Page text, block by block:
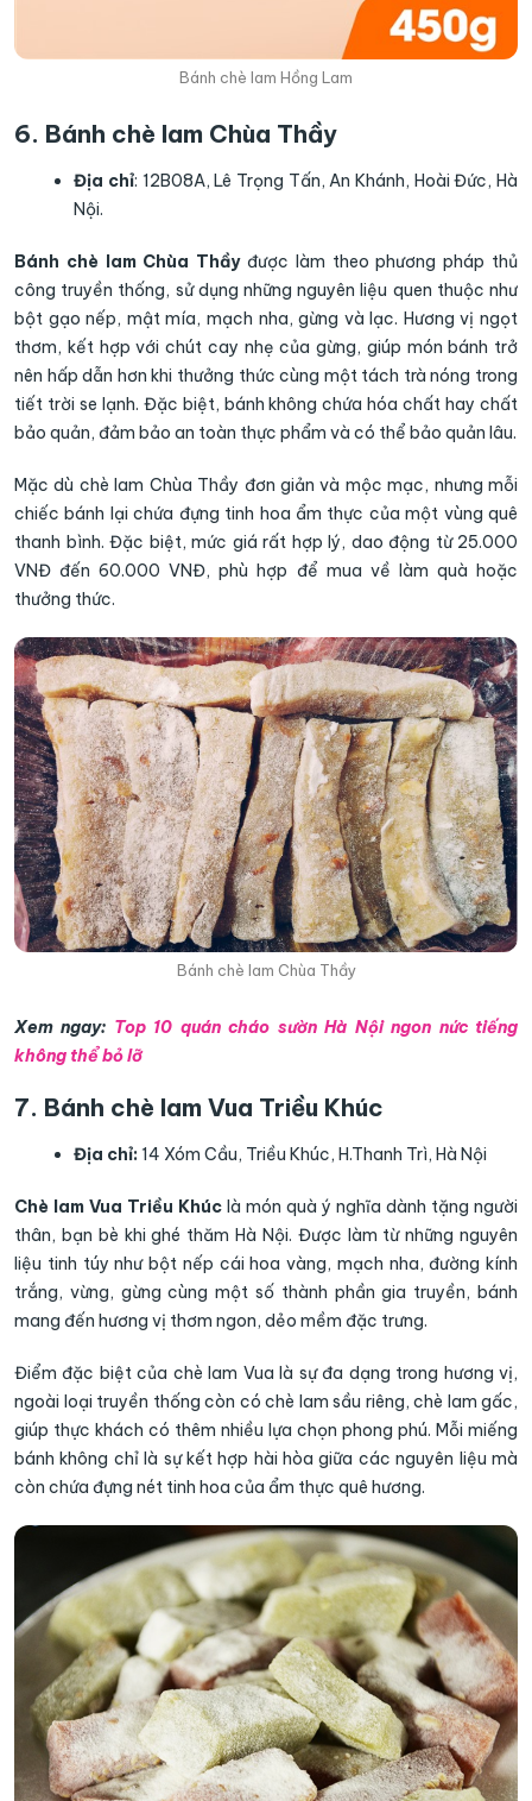
Bánh chè lam Hồng Lam
6. Bánh chè lam Chùa Thầy
Địa chỉ: 12B08A, Lê Trọng Tấn, An Khánh, Hoài Đức, Hà
Nội.
Bánh chè lam Chùa Thầyđược làm theo phương pháp thủ
công truyền thống, sử dụng những nguyên liệu quen thuộc như
bột gạo nếp, mật mía, mạch nha, gừng và lạc. Hương vị ngọt
thơm, kết hợp với chút cay nhẹ của gừng, giúp món bánh trở
nên hấp dẫn hơn khi thưởng thức cùng một tách trà nóng trong
tiết trời se lạnh. Đặc biệt, bánh không chứa hóa chất hay chất
bảo quản, đảm bảo an toàn thực phẩm và có thể bảo quản lâu.
Mặc dù chè lam Chùa Thầy đơn giản và mộc mạc, nhưng mỗi
chiếc bánh lại chứa đựng tinh hoa ẩm thực của một vùng quê
thanh bình. Đặc biệt, mức giá rất hợp lý, dao động từ 25.000
VNĐ đến 60.000 VNĐ, phù hợp để mua về làm quà hoặc
thưởng thức.
Bánh chè lam Chùa Thầy
Xem ngay: Top 10 quán cháo sườn Hà Nội ngon nức tiếng
không thể bỏ lỡ
7. Bánh chè lam Vua Triều Khúc
Địa chỉ: 14 Xóm Cầu, Triều Khúc, H.Thanh Trì, Hà Nội
Chè lam Vua Triều Khúc là món quà ý nghĩa dành tặng người
thân, bạn bè khi ghé thăm Hà Nội. Được làm từ những nguyên
liệu tinh túy như bột nếp cái hoa vàng, mạch nha, đường kính
trắng, vừng, gừng cùng một số thành phần gia truyền, bánh
mang đến hương vị thơm ngon, dẻo mềm đặc trưng.
Điểm đặc biệt của chè lam Vua là sự đa dạng trong hương vị,
ngoài loại truyền thống còn có chè lam sầu riêng, chè lam gấc,
giúp thực khách có thêm nhiều lựa chọn phong phú. Mỗi miếng
bánh không chỉ là sự kết hợp hài hòa giữa các nguyên liệu mà
còn chứa đựng nét tinh hoa của ẩm thực quê hương.